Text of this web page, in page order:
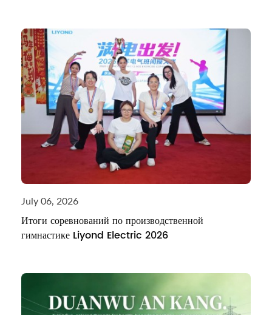
July 06, 2026
Итоги соревнований по производственной
гимнастике Liyond Electric 2026